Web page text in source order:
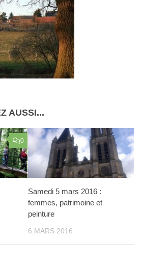
AUSSI...
0
Samedi 5 mars 2016 :
femmes, patrimoine et
peinture
6 MARS 2016